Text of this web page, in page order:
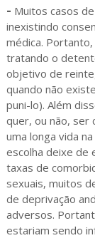
- Muitos casos
inexistindo
médica.
tratando o
objetivo de
quando não
puni-lo). Além
quer, ou não, ser
uma longa vida
escolha deixe de
taxas de
sexuais, muitos
de deprivação
adversos.
estariam sendo